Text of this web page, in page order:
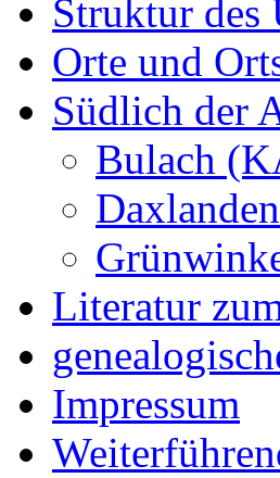
Struktur des
Orte und
Südlich der
Bulach
Literatur
Impressum